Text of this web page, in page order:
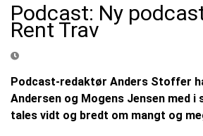
Podcast: Ny
Rent Trav
Podcast-redaktør Anders Stoffer
Andersen og Mogens Jensen med i
tales vidt og bredt om mangt og